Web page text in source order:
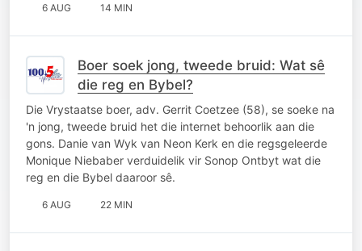
6 AUG 14 MIN
Boer soek jong, tweede bruid: Wat sê
die reg en Bybel?
Die Vrystaatse boer, adv. Gerrit Coetzee (58), se soeke na
'n jong, tweede bruid het die internet behoorlik aan die
gons. Danie van Wyk van Neon Kerk en die regsgeleerde
Monique Niebaber verduidelik vir Sonop Ontbyt wat die
reg en die Bybel daaroor sê.
6 AUG 22 MIN